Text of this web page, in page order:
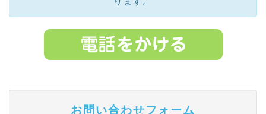
お 問い合わせフォーム